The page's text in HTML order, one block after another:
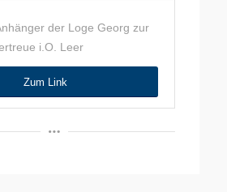
der Loge Georg zur
i.O. Leer
Zum Link